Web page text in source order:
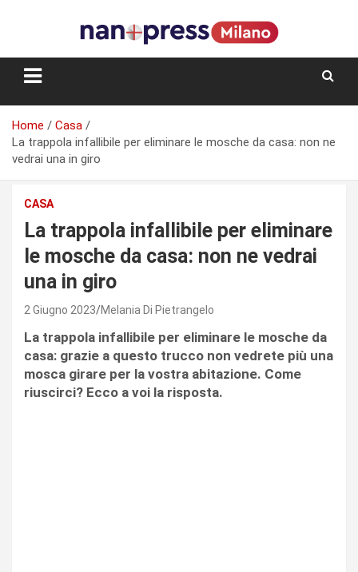
Storie e facce di una città
Home
Casa
La trappola infallibile per eliminare le mosche da casa: non ne
vedrai una in giro
CASA
La trappola infallibile per eliminare
le mosche da casa: non ne vedrai
una in giro
2 Giugno 2023 Melania Di Pietrangelo
La trappola infallibile per eliminare le mosche da
casa: grazie a questo trucco non vedrete più una
mosca girare per la vostra abitazione. Come
riuscirci? Ecco a voi la risposta.